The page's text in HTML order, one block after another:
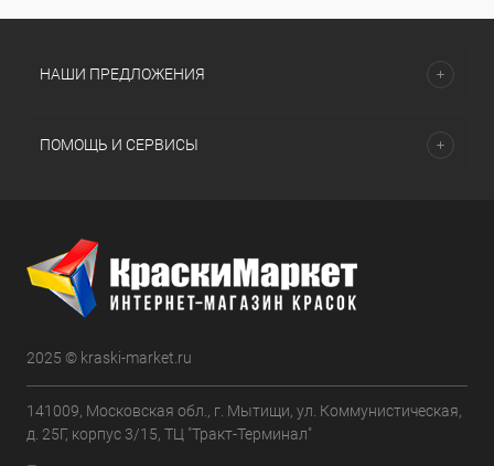
НАШИ ПРЕДЛОЖЕНИЯ
ПОМОЩЬ И СЕРВИСЫ
2025 © kraski-market.ru
141009, Московская обл., г. Мытищи, ул. Коммунистическая,
д. 25Г, корпус 3/15, ТЦ "Тракт-Терминал"